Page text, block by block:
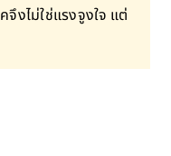
งไม่ใช่แรงจูงใจ แต่